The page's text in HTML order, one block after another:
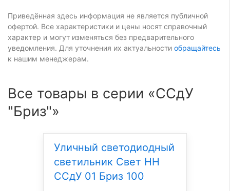
Приведённая здесь информация не является публичной
офертой. Все характеристики и цены носят справочный
характер и могут изменяться без предварительного
уведомления. Для уточнения их актуальности обращайтесь
к нашим менеджерам.
Все товары в серии «ССдУ
"Бриз"»
Уличный светодиодный
светильник Свет НН
ССдУ 01 Бриз 100